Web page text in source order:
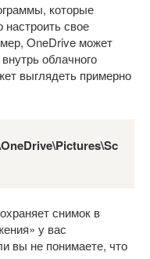
которые
свое
OneDrive может
облачного
выглядеть примерно
снимок в
у вас
вы не понимаете, что